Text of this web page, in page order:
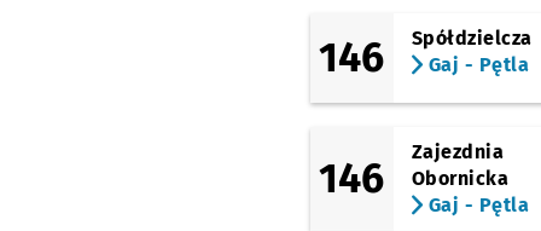
146
Spółdzielcza
Gaj - Pętla
146
Zajezdnia
Obornicka
Gaj - Pętla